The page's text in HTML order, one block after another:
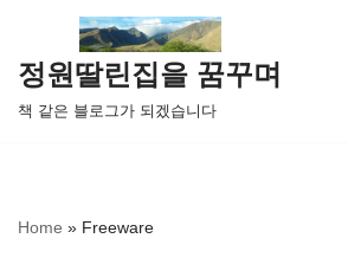
콘
텐
츠
뛰
정원딸린집을 꿈꾸며
책 같은 블로그가 되겠습니다
Home » Freeware